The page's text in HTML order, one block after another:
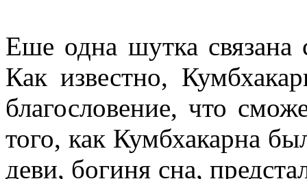
Еше одна шутка связана
Как известно,
благословение, что
того, как Кумбхакарна
деви, богиня сна,